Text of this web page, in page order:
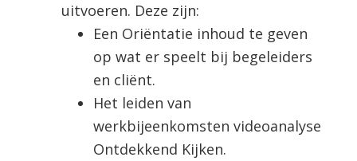
uitvoeren. Deze zijn:
Een Oriëntatie inhoud te geven
op wat er speelt bij begeleiders
en cliënt.
Het leiden van
werkbijeenkomsten videoanalyse
Ontdekkend Kijken.